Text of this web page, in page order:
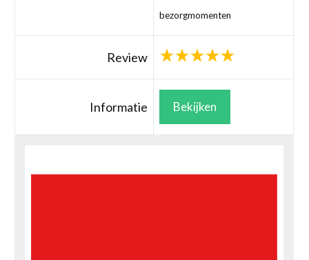
bezorgmomenten
Review
Informatie Bekijken